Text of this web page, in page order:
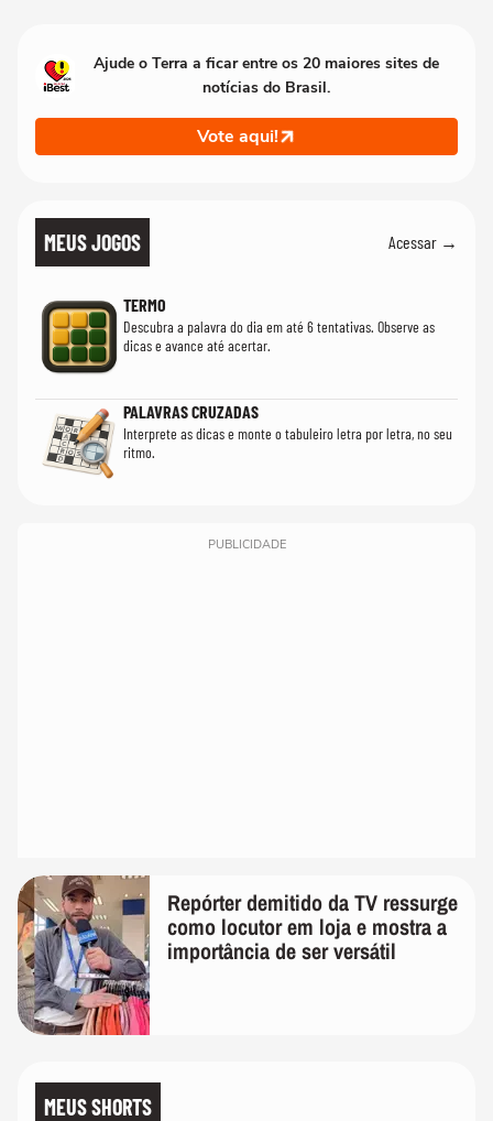
Ajude o Terra a ficar entre os 20 maiores sites de
notícias do Brasil.
Vote aqui!
MEUS JOGOS Acessar →
TERMO
Descubra a palavra do dia em até 6 tentativas. Observe as
dicas e avance até acertar.
PALAVRAS CRUZADAS
Interprete as dicas e monte o tabuleiro letra por letra, no seu
ritmo.
PUBLICIDADE
Repórter demitido da TV ressurge
como locutor em loja e mostra a
importância de ser versátil
MEUS SHORTS